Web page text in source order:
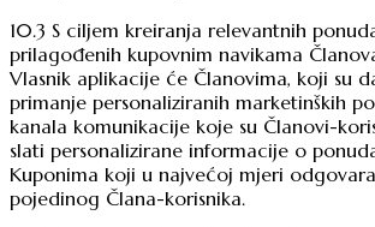
10.3 S ciljem kreiranja relevantnih
prilagođenih kupovnim navikama
Vlasnik aplikacije će Članovima, koji su
primanje personaliziranih marketinških
kanala komunikacije koje su Članovi-
slati personalizirane informacije o
Kuponima koji u najvećoj mjeri
pojedinog Člana-korisnika.